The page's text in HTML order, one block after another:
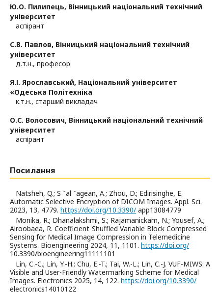
Ю.О. Пилипець, Вінницький національний технічний
університет
аспірант
С.В. Павлов, Вінницький національний технічний
університет
д.т.н., професор
Я.І. Ярославський, Національний університет
«Одеська Політехніка
к.т.н., старший викладач
О.С. Волосович, Вінницький національний технічний
університет
аспірант
Посилання
Natsheh, Q.; S ˘al ˘agean, A.; Zhou, D.; Edirisinghe, E.
Automatic Selective Encryption of DICOM Images. Appl. Sci.
2023, 13, 4779. https://doi.org/10.3390/ app13084779
Monika, R.; Dhanalakshmi, S.; Rajamanickam, N.; Yousef, A.;
Alroobaea, R. Coefficient-Shuffled Variable Block Compressed
Sensing for Medical Image Compression in Telemedicine
Systems. Bioengineering 2024, 11, 1101. https://doi.org/
10.3390/bioengineering11111101
Lin, C.-C.; Lin, Y.-H.; Chu, E.-T.; Tai, W.-L.; Lin, C.-J. VUF-MIWS: A
Visible and User-Friendly Watermarking Scheme for Medical
Images. Electronics 2025, 14, 122. https://doi.org/10.3390/
electronics14010122